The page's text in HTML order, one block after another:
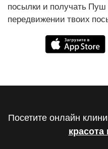
посылки и получать
передвижении твоих
Посетите онлайн